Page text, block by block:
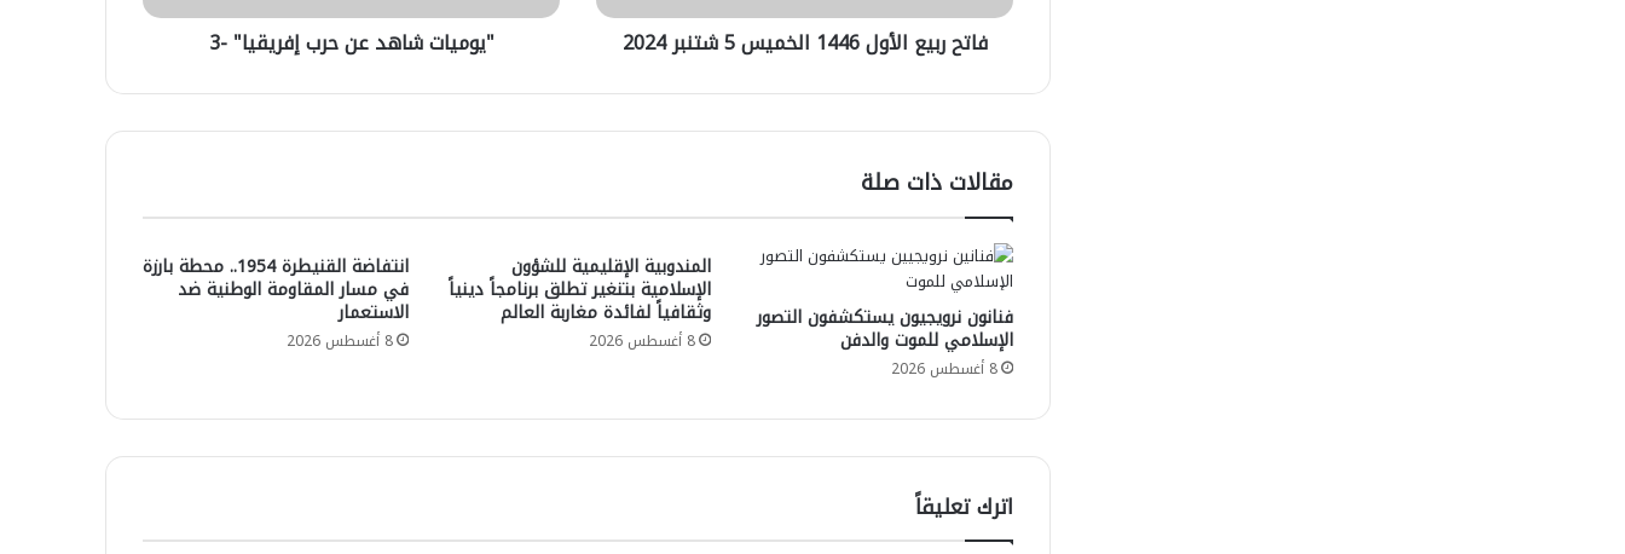
فاتح ربيع الأول 1446 الخميس 5 شتنبر 2024 "يوميات شاهد عن حرب إفريقيا" -3
مقالات ذات صلة
فنانون نرويجيون يستكشفون التصور
الإسلامي للموت والدفن
8 أغسطس 2026
المندوبية الإقليمية للشؤون
الإسلامية بتنغير تطلق برنامجاً دينياً
وثقافياً لفائدة مغاربة العالم
8 أغسطس 2026
انتفاضة القنيطرة 1954.. محطة بارزة
في مسار المقاومة الوطنية ضد
الاستعمار
8 أغسطس 2026
اترك تعليقاً